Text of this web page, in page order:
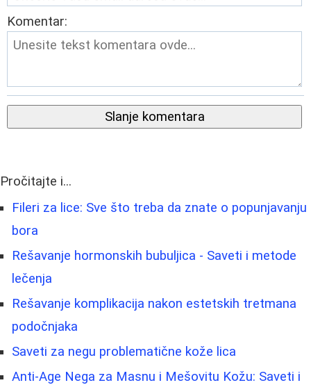
Komentar:
Slanje komentara
Pročitajte i...
Fileri za lice: Sve što treba da znate o popunjavanju
bora
Rešavanje hormonskih bubuljica - Saveti i metode
lečenja
Rešavanje komplikacija nakon estetskih tretmana
podočnjaka
Saveti za negu problematične kože lica
Anti-Age Nega za Masnu i Mešovitu Kožu: Saveti i